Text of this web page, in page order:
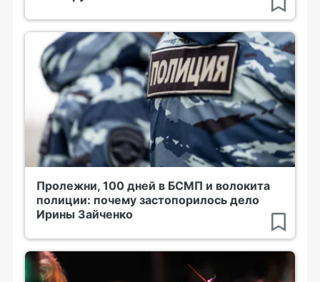
Пролежни, 100 дней в БСМП и волокита
полиции: почему застопорилось дело
Ирины Зайченко